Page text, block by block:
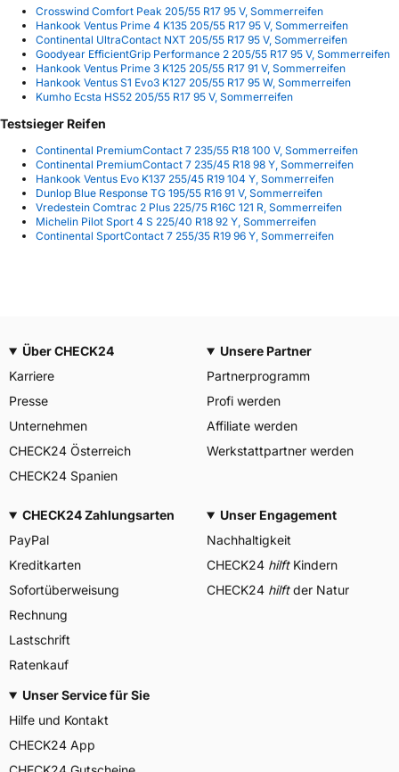
Crosswind Comfort Peak 205/55 R17 95 V, Sommerreifen
Hankook Ventus Prime 4 K135 205/55 R17 95 V, Sommerreifen
Continental UltraContact NXT 205/55 R17 95 V, Sommerreifen
Goodyear EfficientGrip Performance 2 205/55 R17 95 V, Sommerreifen
Hankook Ventus Prime 3 K125 205/55 R17 91 V, Sommerreifen
Hankook Ventus S1 Evo3 K127 205/55 R17 95 W, Sommerreifen
Kumho Ecsta HS52 205/55 R17 95 V, Sommerreifen
Testsieger Reifen
Continental PremiumContact 7 235/55 R18 100 V, Sommerreifen
Continental PremiumContact 7 235/45 R18 98 Y, Sommerreifen
Hankook Ventus Evo K137 255/45 R19 104 Y, Sommerreifen
Dunlop Blue Response TG 195/55 R16 91 V, Sommerreifen
Vredestein Comtrac 2 Plus 225/75 R16C 121 R, Sommerreifen
Michelin Pilot Sport 4 S 225/40 R18 92 Y, Sommerreifen
Continental SportContact 7 255/35 R19 96 Y, Sommerreifen
Über CHECK24
Karriere
Presse
Unternehmen
CHECK24 Österreich
CHECK24 Spanien
Unsere Partner
Partnerprogramm
Profi werden
Affiliate werden
Werkstattpartner werden
CHECK24 Zahlungsarten
PayPal
Kreditkarten
Sofortüberweisung
Rechnung
Lastschrift
Ratenkauf
Unser Engagement
Nachhaltigkeit
CHECK24 hilftKindern
CHECK24 hilftder Natur
Unser Service für Sie
Hilfe und Kontakt
CHECK24 App